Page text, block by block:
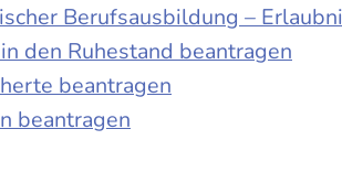
Berufsausbildung –
den Ruhestand beantragen
beantragen
beantragen